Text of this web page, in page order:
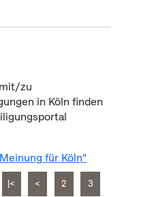
zu
in Köln finden
für Köln"
|< < 2 3